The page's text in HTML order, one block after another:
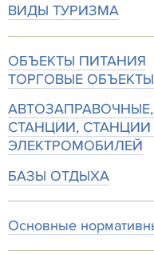
ВИДЫ ТУРИЗМА
ОБЪЕКТЫ ПИТАНИЯ
ТОРГОВЫЕ ОБЪЕКТЫ
СТАНЦИИ,
ЭЛЕКТРОМОБИЛЕЙ
БАЗЫ ОТДЫХА
Основные